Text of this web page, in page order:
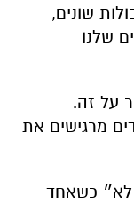
שונים,
שלנו
על זה.
מרגישים את
כשאחד